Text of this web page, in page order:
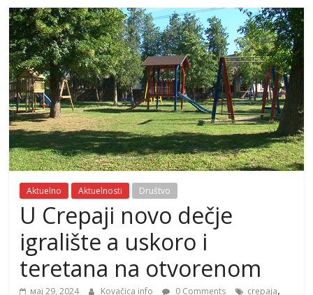
Aktuelno Aktuelnosti Društvo
U Crepaji novo dečje
igralište a uskoro i
teretana na otvorenom
мај 29, 2024 Kovačica info 0 Comments crepaja,